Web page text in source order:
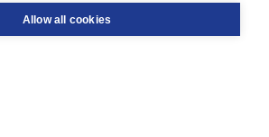
Allow all cookies